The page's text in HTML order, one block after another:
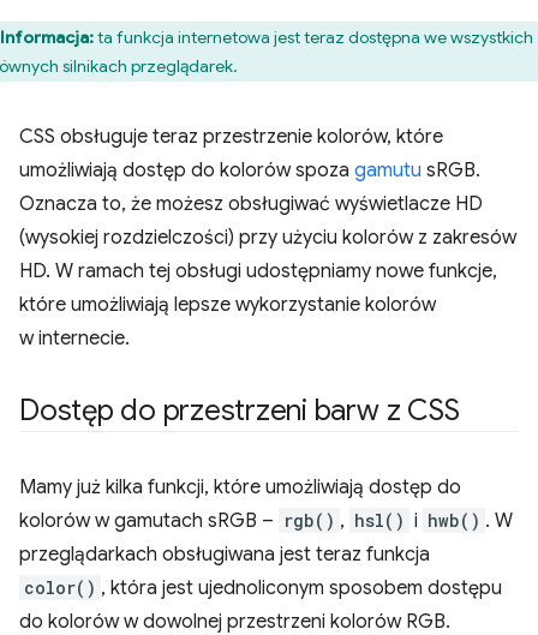
Informacja:ta funkcja internetowa jest teraz dostępna we wszystkich
silnikach przeglądarek.
CSS obsługuje teraz przestrzenie kolorów, które
umożliwiają dostęp do kolorów spoza gamutu sRGB.
Oznacza to, że możesz obsługiwać wyświetlacze HD
(wysokiej rozdzielczości) przy użyciu kolorów z zakresów
HD. W ramach tej obsługi udostępniamy nowe funkcje,
które umożliwiają lepsze wykorzystanie kolorów
w internecie.
Dostęp do przestrzeni barw z CSS
Mamy już kilka funkcji, które umożliwiają dostęp do
kolorów w gamutach sRGB – rgb() , hsl() i hwb() . W
przeglądarkach obsługiwana jest teraz funkcja
color() , która jest ujednoliconym sposobem dostępu
do kolorów w dowolnej przestrzeni kolorów RGB.